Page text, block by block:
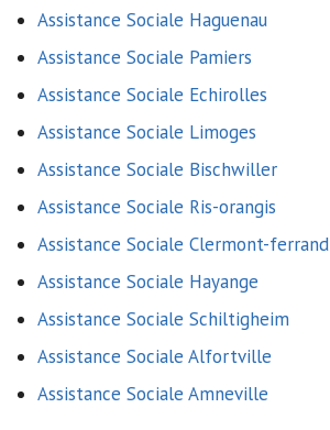
Assistance Sociale Haguenau
Assistance Sociale Pamiers
Assistance Sociale Echirolles
Assistance Sociale Limoges
Assistance Sociale Bischwiller
Assistance Sociale Ris-orangis
Assistance Sociale Clermont-ferrand
Assistance Sociale Hayange
Assistance Sociale Schiltigheim
Assistance Sociale Alfortville
Assistance Sociale Amneville